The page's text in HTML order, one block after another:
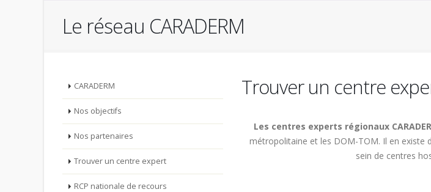
Le réseau CARADERM
CARADERM
Nos objectifs
Nos partenaires
Trouver un centre expert
RCP nationale de recours
Trouver un centre
Les centres experts régionaux
métropolitaine et les DOM-TOM. Il en existe
sein de centres